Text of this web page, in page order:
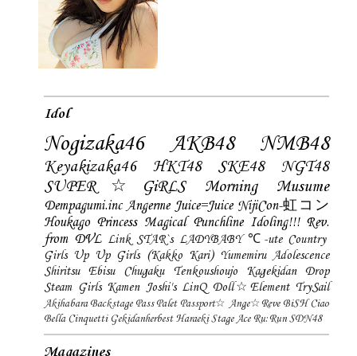
Idol
Nogizaka46 AKB48 NMB48
Keyakizaka46 HKT48 SKE48
NGT48
SUPER☆GiRLS
Morning Musume
Dempagumi.inc Angerme Juice=Juice NijiCon-虹コン
Houkago Princess Magical Punchline Idoling!!! Rev.
from DVL Link STAR`s LADYBABY ℃-ute Country
Girls Up Up Girls (Kakko Kari) Yumemiru Adolescence
Shiritsu Ebisu Chugaku
Tenkoushoujo Kagekidan
Drop
Steam Girls Kamen Joshi's LinQ Doll☆Element TrySail
Akihabara Backstage Pass Palet Passport☆ Ange☆Reve BiSH Ciao
Bella Cinquetti Gekidanherbest Haraeki Stage Ace Ru:Run SDN48
Magazines